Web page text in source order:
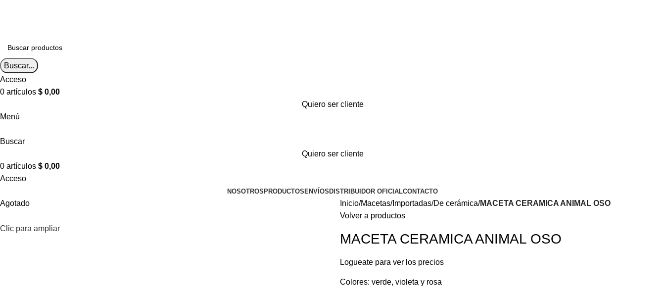
Buscar...
Acceso
0 artículos $ 0,00
Quiero ser cliente
Menú
Buscar
Quiero ser cliente
0 artículos $ 0,00
Acceso
NOSOTROS PRODUCTOS ENVÍOS DISTRIBUIDOR OFICIALCONTACTO
Agotado
Clic para ampliar
Inicio Macetas Importadas De cerámica MACETA CERAMICA ANIMAL OSO
Volver a productos
MACETA CERAMICA ANIMAL OSO
Logueate para ver los precios
Colores: verde, violeta y rosa